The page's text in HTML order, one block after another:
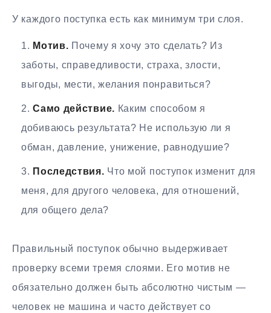
У каждого поступка есть как минимум три слоя.
Мотив. Почему я хочу это сделать? Из
заботы, справедливости, страха, злости,
выгоды, мести, желания понравиться?
Само действие. Каким способом я
добиваюсь результата? Не использую ли я
обман, давление, унижение, равнодушие?
Последствия. Что мой поступок изменит для
меня, для другого человека, для отношений,
для общего дела?
Правильный поступок обычно выдерживает
проверку всеми тремя слоями. Его мотив не
обязательно должен быть абсолютно чистым —
человек не машина и часто действует со